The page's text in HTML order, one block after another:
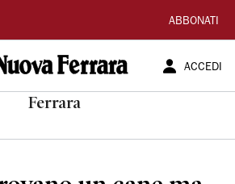
ABBONATI
ACCEDI
Ferrara